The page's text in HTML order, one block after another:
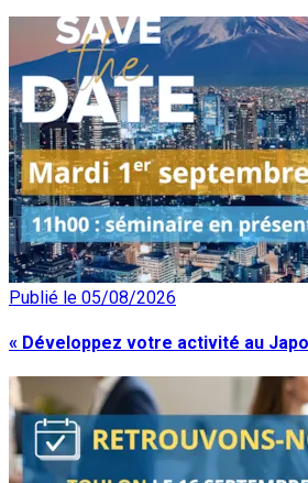
Publié le 05/08/2026
« Développez votre activité au